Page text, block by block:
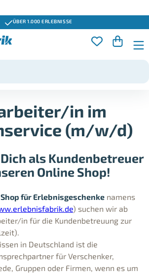
ÜBER 1.000 ERLEBNISSE
in im
(m/w/d)
als Kundenbetreuer
Online Shop!
für Erlebnisgeschenke namens
) suchen wir ab
in für die Kundenbetreuung zur
in Deutschland ist die
für Verschenker,
Gruppen oder Firmen, wenn es um